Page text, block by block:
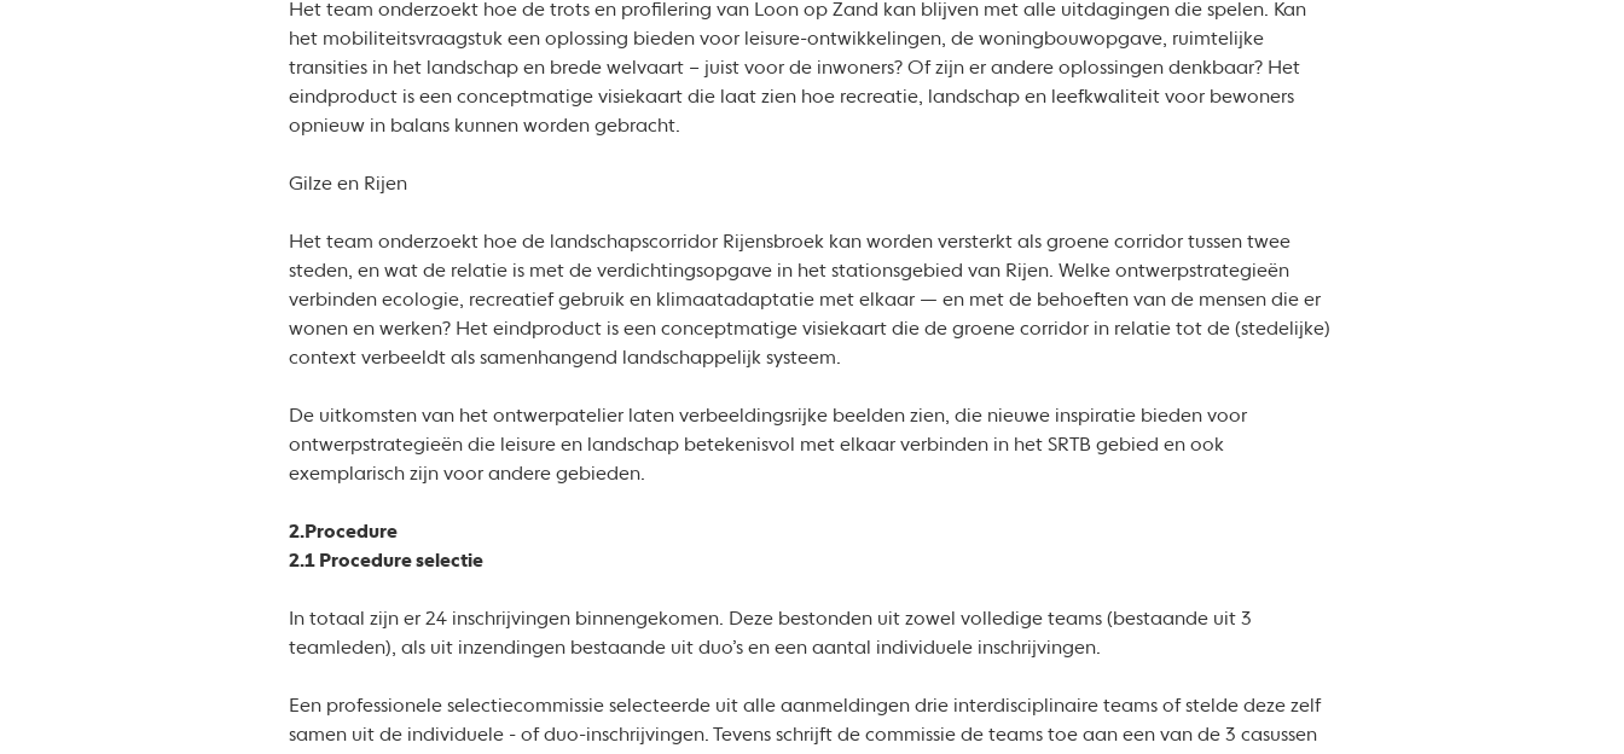
Het team onderzoekt hoe de trots en profilering van Loon op Zand kan blijven met alle uitdagingen die spelen. Kan
het mobiliteitsvraagstuk een oplossing bieden voor leisure-ontwikkelingen, de woningbouwopgave, ruimtelijke
transities in het landschap en brede welvaart – juist voor de inwoners? Of zijn er andere oplossingen denkbaar? Het
eindproduct is een conceptmatige visiekaart die laat zien hoe recreatie, landschap en leefkwaliteit voor bewoners
opnieuw in balans kunnen worden gebracht.
Gilze en Rijen
Het team onderzoekt hoe de landschapscorridor Rijensbroek kan worden versterkt als groene corridor tussen twee
steden, en wat de relatie is met de verdichtingsopgave in het stationsgebied van Rijen. Welke ontwerpstrategieën
verbinden ecologie, recreatief gebruik en klimaatadaptatie met elkaar — en met de behoeften van de mensen die er
wonen en werken? Het eindproduct is een conceptmatige visiekaart die de groene corridor in relatie tot de (stedelijke)
context verbeeldt als samenhangend landschappelijk systeem.
De uitkomsten van het ontwerpatelier laten verbeeldingsrijke beelden zien, die nieuwe inspiratie bieden voor
ontwerpstrategieën die leisure en landschap betekenisvol met elkaar verbinden in het SRTB gebied en ook
exemplarisch zijn voor andere gebieden.
2.Procedure
2.1 Procedure selectie
In totaal zijn er 24 inschrijvingen binnengekomen. Deze bestonden uit zowel volledige teams (bestaande uit 3
teamleden), als uit inzendingen bestaande uit duo’s en een aantal individuele inschrijvingen.
Een professionele selectiecommissie selecteerde uit alle aanmeldingen drie interdisciplinaire teams of stelde deze zelf
samen uit de individuele - of duo-inschrijvingen. Tevens schrijft de commissie de teams toe aan een van de 3 casussen